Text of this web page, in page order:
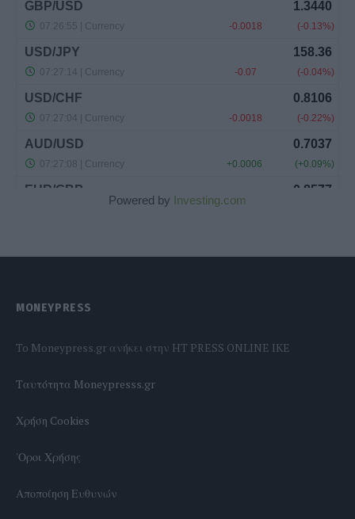
Powered by Investing.com
MONEYPRESS
To Moneypress.gr ανήκει στην HT PRESS ONLINE IKE
Tαυτότητα Moneypresss.gr
Χρήση Cookies
'Οροι Χρήσης
Αποποίηση Ευθυνών